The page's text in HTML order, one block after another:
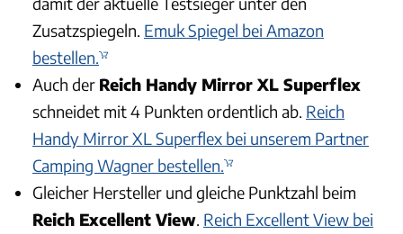
Zusatzspiegeln. Emuk Spiegel bei Amazon
bestellen.
Auch der Reich Handy Mirror XL Superflex
schneidet mit 4 Punkten ordentlich ab. Reich
Handy Mirror XL Superflex bei unserem Partner
Camping Wagner bestellen.
Gleicher Hersteller und gleiche Punktzahl beim
Reich Excellent View. Reich Excellent View bei